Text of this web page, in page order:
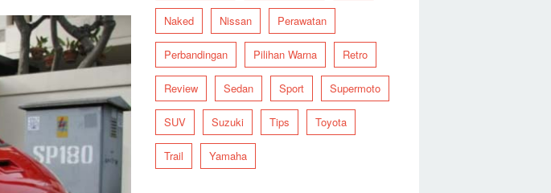
Naked Nissan Perawatan
Perbandingan Pilihan Warna Retro
Review Sedan Sport Supermoto
SUV Suzuki Tips Toyota
Trail Yamaha